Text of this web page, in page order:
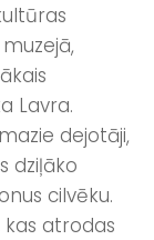
Lavra.
dejotāji,
dziļāko
cilvēku.
kas atrodas